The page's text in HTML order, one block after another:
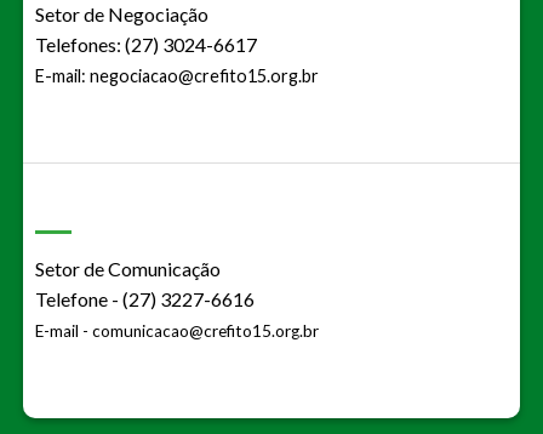
Setor de Negociação
Telefones: (27) 3024-6617
E-mail: negociacao@crefito15.org.br
Setor de Comunicação
Telefone - (27) 3227-6616
E-mail - comunicacao@crefito15.org.br